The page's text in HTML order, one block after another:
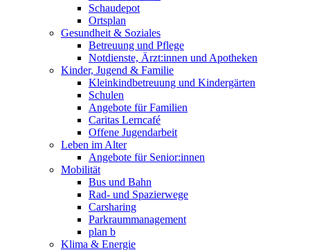
Schaudepot
Ortsplan
Gesundheit & Soziales
Betreuung und Pflege
Notdienste, Ärzt:innen und Apotheken
Kinder, Jugend & Familie
Kleinkindbetreuung und Kindergärten
Schulen
Angebote für Familien
Caritas Lerncafé
Offene Jugendarbeit
Leben im Alter
Angebote für Senior:innen
Mobilität
Bus und Bahn
Rad- und Spazierwege
Carsharing
Parkraummanagement
plan b
Klima & Energie